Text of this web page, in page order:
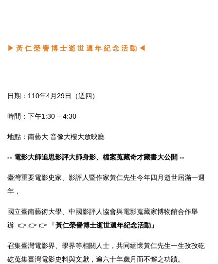
▶ 黃 仁 榮 譽 博 士 逝 世 週 年 紀 念 活 動 ◀
日期： 110年4月29日（週四）
時間：下午1:30 – 4:30
地點：南藝大 音像大樓大放映廳
-- 電影大師追思影評大師身影、檔案蒐藏奇才藏書大公開 --
臺灣重要電影史家、影評人暨作家黃仁先生今年四月逝世屆滿一週
年，
國立臺南藝術大學、中國影評人協會與電影蒐藏家博物館合作舉
辦 👉 👉 👉 「黃仁榮譽博士逝世週年紀念活動」
召集臺灣電影界、學界等相關人士，共同緬懷黃仁先生一生孜孜矻
矻蒐集臺灣電影史料與文獻，逾六十年歲月而不懈之功蹟。